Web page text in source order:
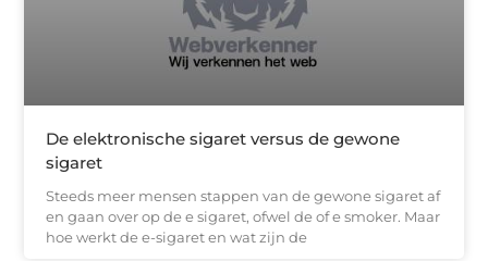
De elektronische sigaret versus de gewone
sigaret
Steeds meer mensen stappen van de gewone sigaret af
en gaan over op de e sigaret, ofwel de of e smoker. Maar
hoe werkt de e-sigaret en wat zijn de